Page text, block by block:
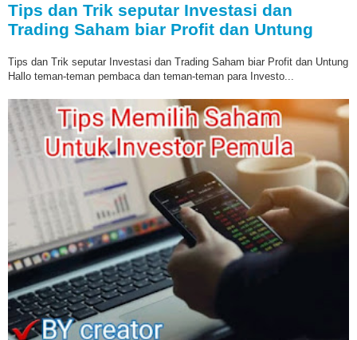
Tips dan Trik seputar Investasi dan
Trading Saham biar Profit dan Untung
Tips dan Trik seputar Investasi dan Trading Saham biar Profit dan Untung
Hallo teman-teman pembaca dan teman-teman para Investo...